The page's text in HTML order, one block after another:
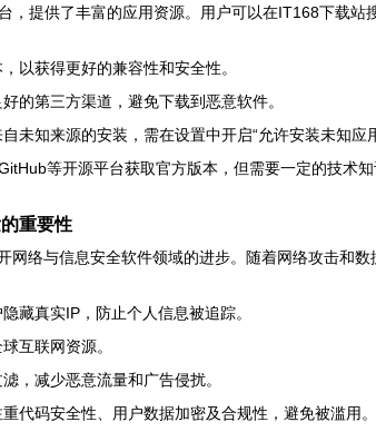
，提供了丰富的应用资源。用户可以在IT168下载站
以获得更好的兼容性和安全性。
的第三方渠道，避免下载到恶意软件。
未知来源的安装，需在设置中开启“允许安装未知应
等开源平台获取官方版本，但需要一定的技术知
重要性
网络与信息安全软件领域的进步。随着网络攻击和
藏真实IP，防止个人信息被追踪。
互联网资源。
，减少恶意流量和广告侵扰。
代码安全性、用户数据加密及合规性，避免被滥用